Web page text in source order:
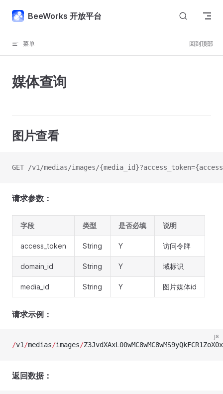
Skip to content
BeeWorks 开放平台
菜单 回到顶部
媒体查询
图片查看
GET /v1/medias/images/
请求参数：
字段 类型 是否必填 说明
access_token String Y 访问令牌
domain_id String Y 域标识
media_id String Y 图片媒体id
请求示例：
js
/v1 /medias/images/
返回数据：